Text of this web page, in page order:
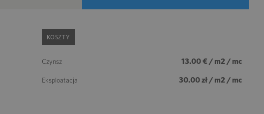
KOSZTY
Czynsz 13.00 € / m2 / mc
Eksploatacja 30.00 zł / m2 / mc